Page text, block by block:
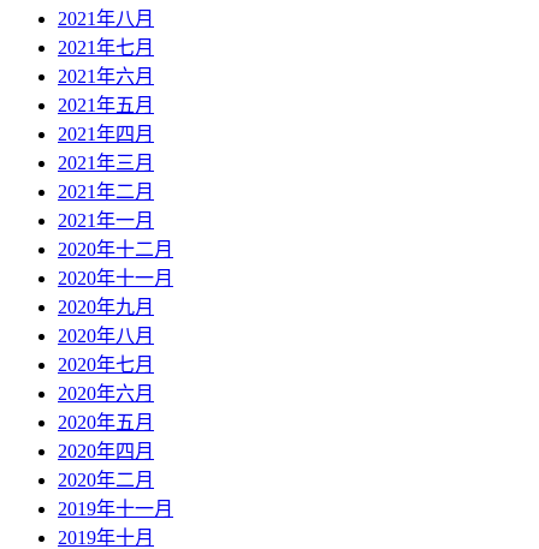
2021年八月
2021年七月
2021年六月
2021年五月
2021年四月
2021年三月
2021年二月
2021年一月
2020年十二月
2020年十一月
2020年九月
2020年八月
2020年七月
2020年六月
2020年五月
2020年四月
2020年二月
2019年十一月
2019年十月